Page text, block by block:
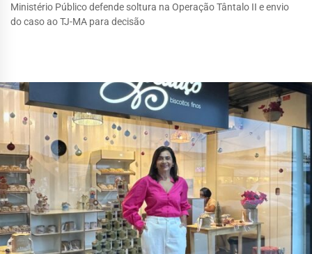
Ministério Público defende soltura na Operação Tântalo II e envio
do caso ao TJ-MA para decisão